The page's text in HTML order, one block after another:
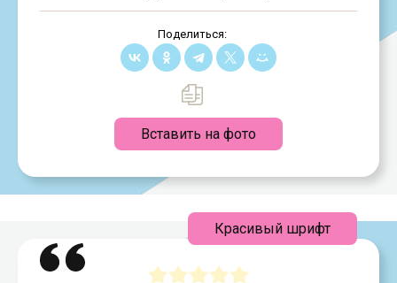
Поделиться:
Вставить на фото
Красивый шрифт